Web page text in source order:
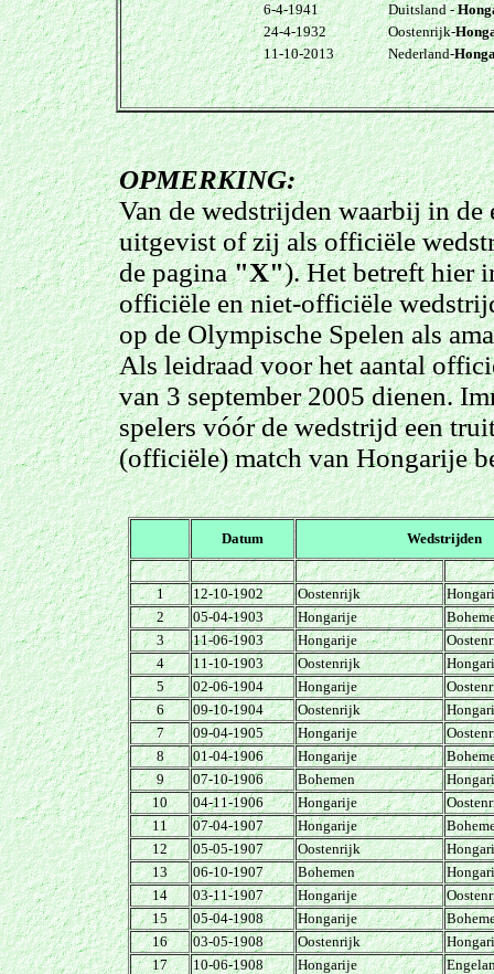
6-4-1941
Duitsland -
24-4-1932
Oostenrijk-
11-10-2013
Nederland-
OPMERKING:
Van de wedstrijden waarbij in
uitgevist of zij als officiële
de pagina"X"). Het betreft hier
officiële en niet-officiële
op de Olympische Spelen als
Als leidraad voor het aantal
van 3 september 2005 dienen.
spelers vóór de wedstrijd een
(officiële) match van Hongarije
Datum Wedstrijden
1 12-10-1902 Oostenrijk
2
05-04-1903 Hongarije
3
11-06-1903 Hongarije
4
11-10-1903 Oostenrijk
5
02-06-1904 Hongarije
6
09-10-1904 Oostenrijk
7
09-04-1905 Hongarije
8
01-04-1906 Hongarije
9
07-10-1906 Bohemen
10
04-11-1906 Hongarije
11
07-04-1907 Hongarije
12
05-05-1907 Oostenrijk
13
06-10-1907 Bohemen
14
03-11-1907 Hongarije
15
05-04-1908 Hongarije
16
03-05-1908 Oostenrijk
17
10-06-1908 Hongarije